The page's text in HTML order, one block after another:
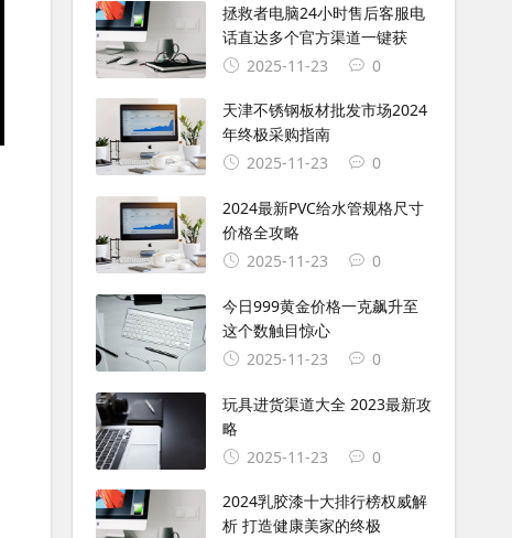
拯救者电脑24小时售后客服电
话直达多个官方渠道一键获
2025-11-23
0
天津不锈钢板材批发市场2024
年终极采购指南
2025-11-23
0
2024最新PVC给水管规格尺寸
价格全攻略
2025-11-23
0
今日999黄金价格一克飙升至
这个数触目惊心
2025-11-23
0
玩具进货渠道大全 2023最新攻
略
2025-11-23
0
2024乳胶漆十大排行榜权威解
析 打造健康美家的终极